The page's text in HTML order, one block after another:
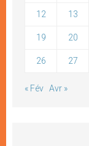
12 13
19 20
26 27
« Fév Avr »